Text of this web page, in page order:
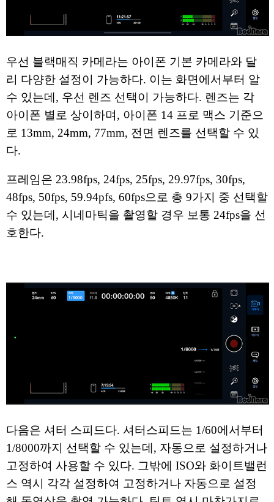
우선 블랙매직 카메라는 아이폰 기본 카메라와 달
리 다양한 설정이 가능하다. 이는 화면에서부터 알
수 있는데, 우선 렌즈 선택이 가능하다. 렌즈는 각
아이폰 별로 상이하며, 아이폰 14 프로 맥스 기준으
로 13mm, 24mm, 77mm, 전면 렌즈를 선택할 수 있
다.
프레임은 23.98fps, 24fps, 25fps, 29.97fps, 30fps,
48fps, 50fps, 59.94pfs, 60fps으로 총 9가지 중 선택할
수 있는데, 시네마틱을 촬영할 경우 보통 24fps을 선
호한다.
다음은 셔터 스피드다. 셔터스피드는 1/60에서부터
1/8000까지 선택할 수 있는데, 자동으로 설정하거나
고정하여 사용할 수 있다. 그밖에 ISO와 화이트밸런
스 역시 각각 설정하여 고정하거나 자동으로 설정